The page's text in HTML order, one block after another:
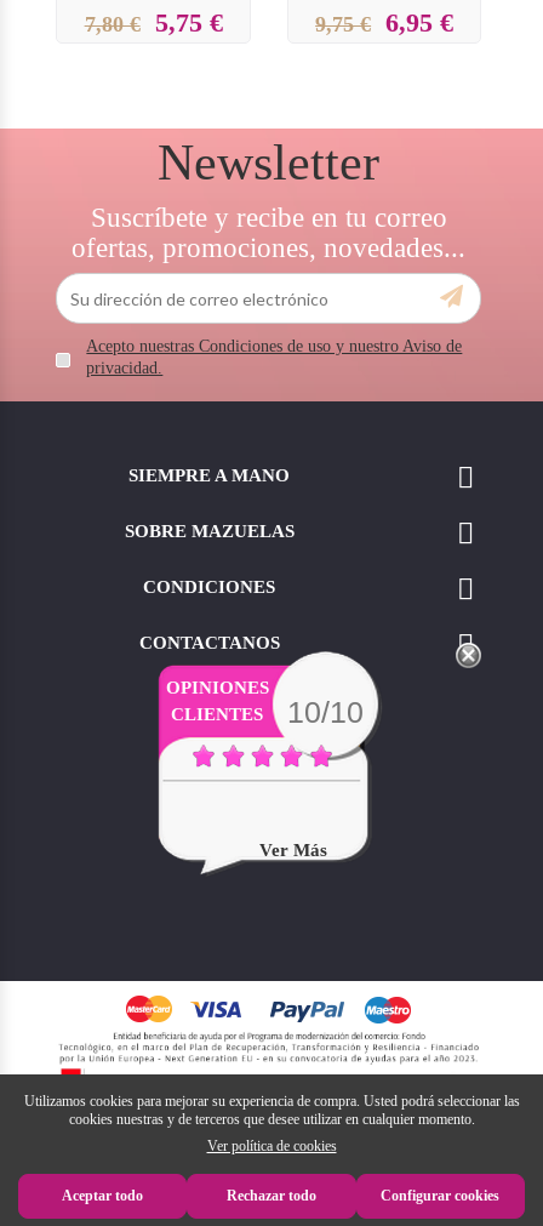
7,80 € 5,75 € 9,75 € 6,95 €
Newsletter
Suscríbete y recibe en tu correo
ofertas, promociones, novedades...
Acepto nuestras Condiciones de uso y nuestro Aviso de
privacidad.
SIEMPRE A MANO 
SOBRE MAZUELAS 
CONDICIONES 
CONTACTANOS 
OPINIONES
CLIENTES
10/10
Ver Más
Utilizamos cookies para mejorar su experiencia de compra. Usted podrá seleccionar las
cookies nuestras y de terceros que desee utilizar en cualquier momento.
Ver política de cookies
Aceptar todo Rechazar todo Configurar cookies